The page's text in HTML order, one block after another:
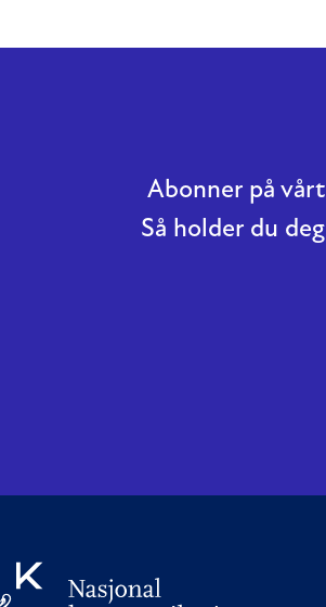
Abonner på
Så holder du